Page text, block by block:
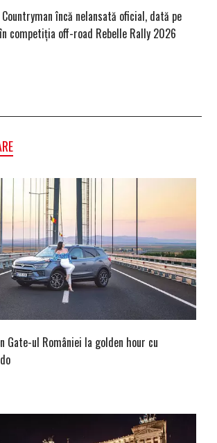
încă nelansată oficial, dată pe
competiția off-road Rebelle Rally 2026
Gate-ul României la golden hour cu